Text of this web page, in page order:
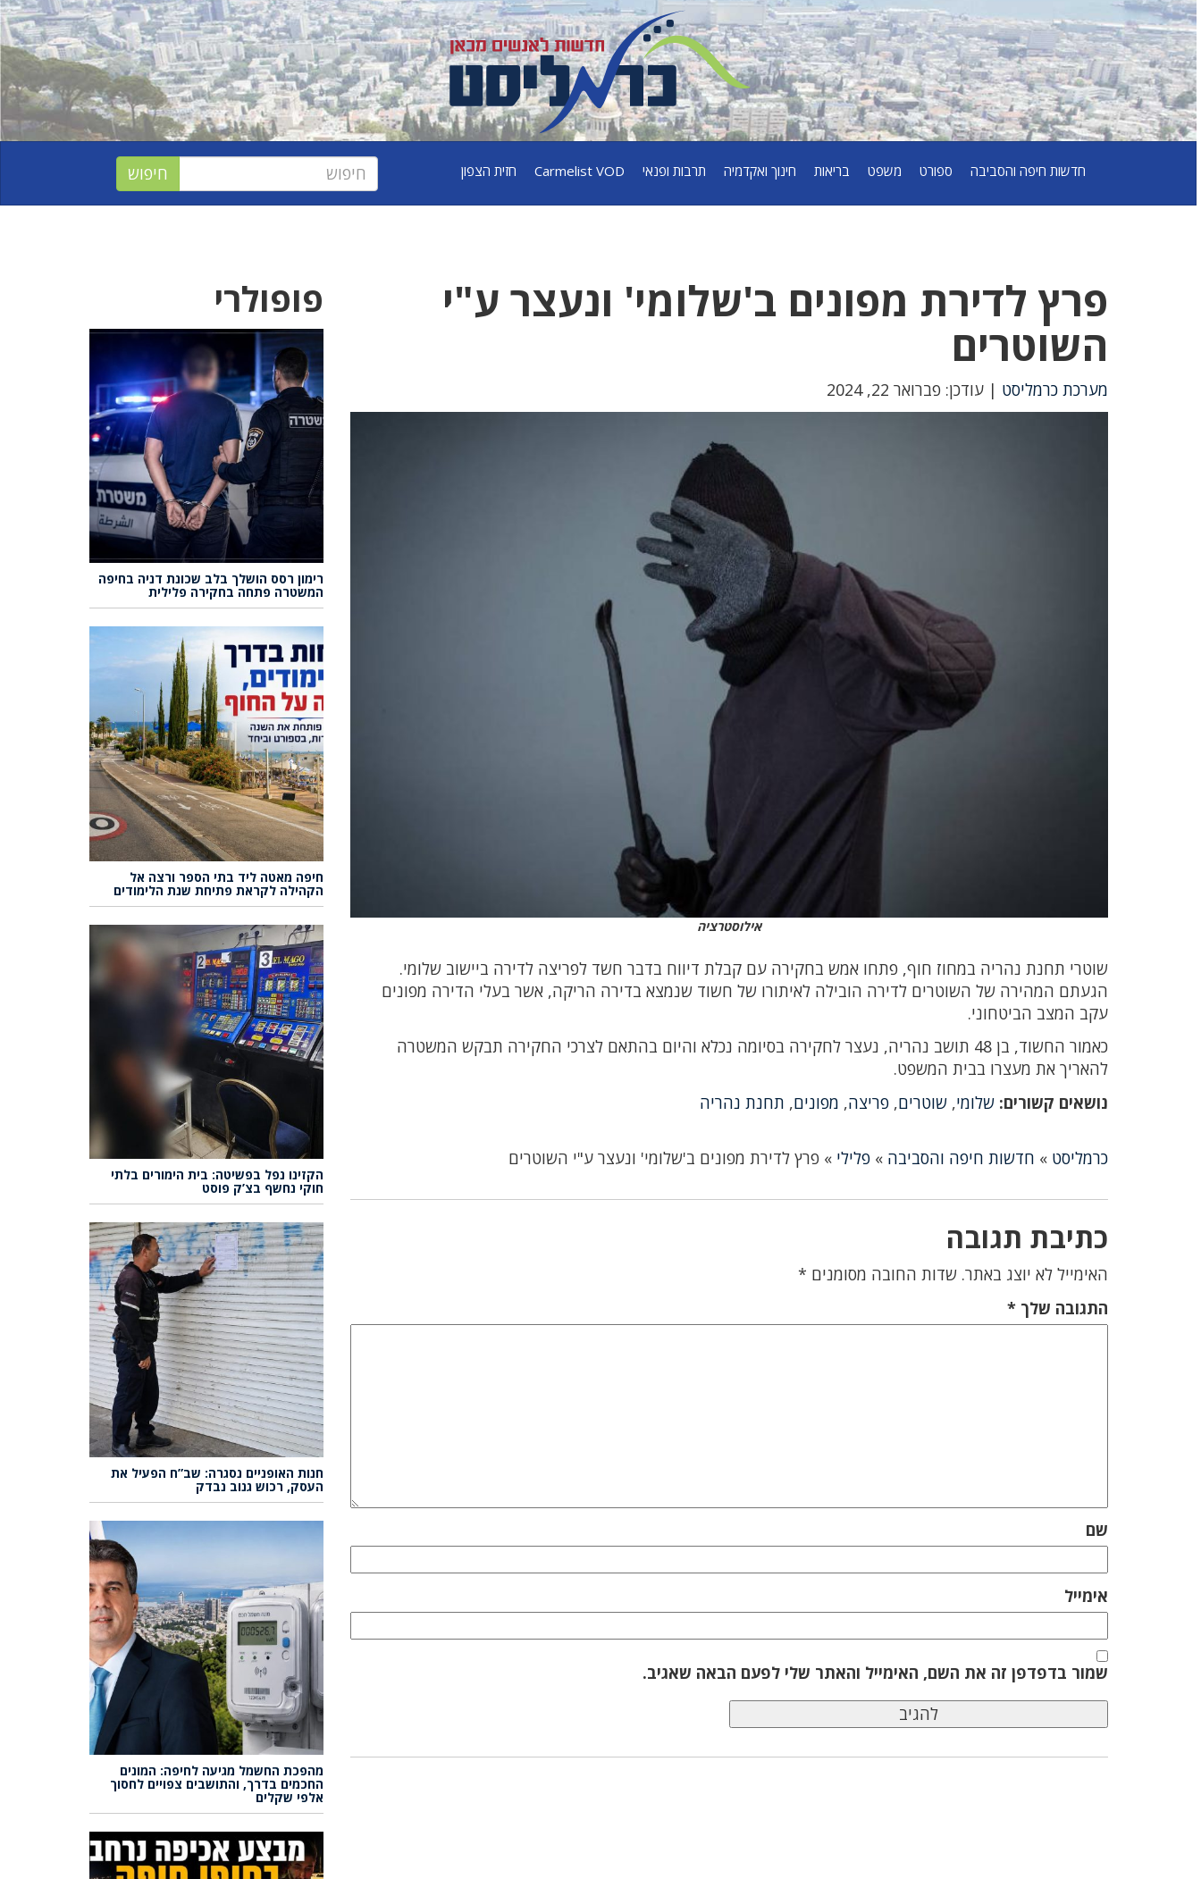
חדשות חיפה והסביבה ספורט משפט בריאות חינוך ואקדמיה תרבות ופנאי Carmelist VOD חזית הצפון
פרץ לדירת מפונים ב'שלומי' ונעצר ע"י
השוטרים
מערכת כרמליסט | עודכן: פברואר 22, 2024
אילוסטרציה
שוטרי תחנת נהריה במחוז חוף, פתחו אמש בחקירה עם קבלת דיווח בדבר חשד לפריצה לדירה ביישוב שלומי.
הגעתם המהירה של השוטרים לדירה הובילה לאיתורו של חשוד שנמצא בדירה הריקה, אשר בעלי הדירה מפונים
עקב המצב הביטחוני.
כאמור החשוד, בן 48 תושב נהריה, נעצר לחקירה בסיומה נכלא והיום בהתאם לצרכי החקירה תבקש המשטרה
להאריך את מעצרו בבית המשפט.
נושאים קשורים:שלומי,שוטרים,פריצה, מפונים, תחנת נהריה
כרמליסט » חדשות חיפה והסביבה »פלילי »פרץ לדירת מפונים ב'שלומי' ונעצר ע"י השוטרים
כתיבת תגובה
האימייל לא יוצג באתר. שדות החובה מסומנים *
התגובה שלך*
שם
אימייל
שמור בדפדפן זה את השם, האימייל והאתר שלי לפעם הבאה שאגיב.
פופולרי
רימון רסס הושלך בלב שכונת דניה בחיפה
המשטרה פתחה בחקירה פלילית
חיפה מאטה ליד בתי הספר ורצה אל
הקהילה לקראת פתיחת שנת הלימודים
הקזינו נפל בפשיטה: בית הימורים בלתי
חוקי נחשף בצ’ק פוסט
חנות האופניים נסגרה: שב”ח הפעיל את
העסק, רכוש גנוב נבדק
מהפכת החשמל מגיעה לחיפה: המונים
החכמים בדרך, והתושבים צפויים לחסוך
אלפי שקלים